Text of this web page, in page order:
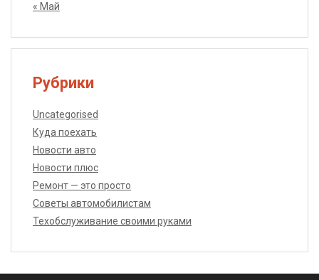
« Май
Рубрики
Uncategorised
Куда поехать
Новости авто
Новости плюс
Ремонт — это просто
Советы автомобилистам
Техобслуживание своими руками